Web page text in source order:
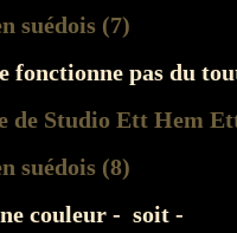
fonctionne pas du
couleur - soit -